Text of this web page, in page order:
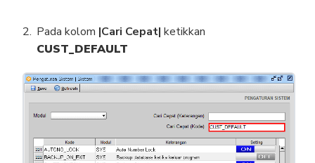
Pada kolom |Cari Cepat| ketikkan
CUST_DEFAULT